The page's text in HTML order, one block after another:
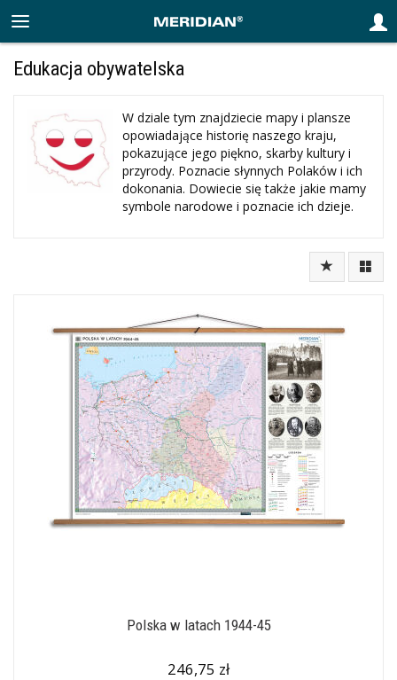
Edukacja obywatelska
W dziale tym znajdziecie mapy i plansze
opowiadające historię naszego kraju,
pokazujące jego piękno, skarby kultury i
przyrody. Poznacie słynnych Polaków i ich
dokonania. Dowiecie się także jakie mamy
symbole narodowe i poznacie ich dzieje.
Polska w latach 1944-45
246,75 zł